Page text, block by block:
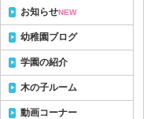
お知らせNEW
幼稚園ブログ
学園の紹介
木の子ルーム
動画コーナー